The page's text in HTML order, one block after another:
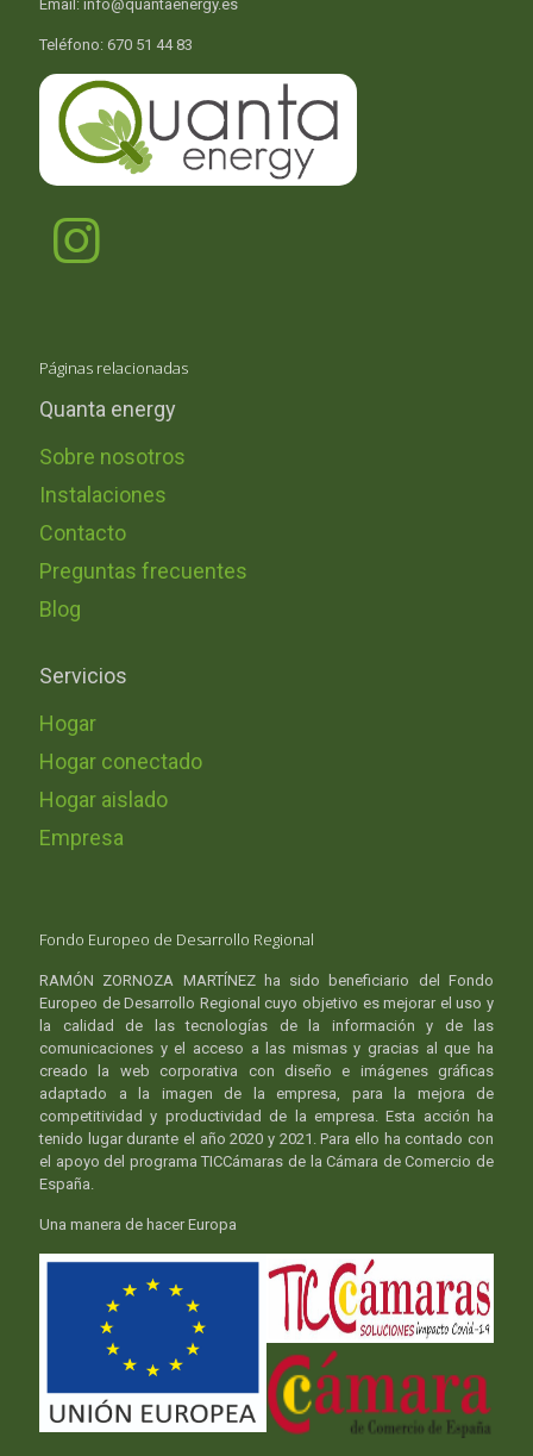
Email: info@quantaenergy.es
Teléfono: 670 51 44 83
Páginas relacionadas
Quanta energy
Sobre nosotros
Instalaciones
Contacto
Preguntas frecuentes
Blog
Servicios
Hogar
Hogar conectado
Hogar aislado
Empresa
Fondo Europeo de Desarrollo Regional
RAMÓN ZORNOZA MARTÍNEZ ha sido beneficiario del Fondo
Europeo de Desarrollo Regional cuyo objetivo es mejorar el uso y
la calidad de las tecnologías de la información y de las
comunicaciones y el acceso a las mismas y gracias al que ha
creado la web corporativa con diseño e imágenes gráficas
adaptado a la imagen de la empresa, para la mejora de
competitividad y productividad de la empresa. Esta acción ha
tenido lugar durante el año 2020 y 2021. Para ello ha contado con
el apoyo del programa TICCámaras de la Cámara de Comercio de
España.
Una manera de hacer Europa